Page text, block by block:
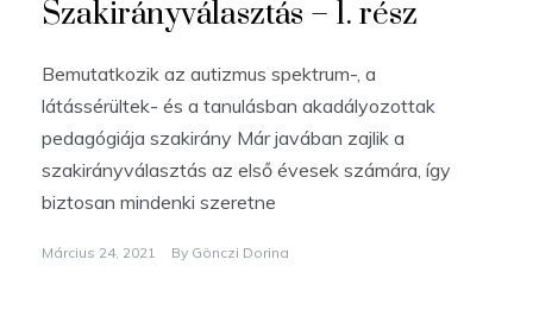
Szakirányválasztás – 1. rész
Bemutatkozik az autizmus spektrum-, a
látássérültek- és a tanulásban akadályozottak
pedagógiája szakirány Már javában zajlik a
szakirányválasztás az első évesek számára, így
biztosan mindenki szeretne
Március 24, 2021 By Gönczi Dorina